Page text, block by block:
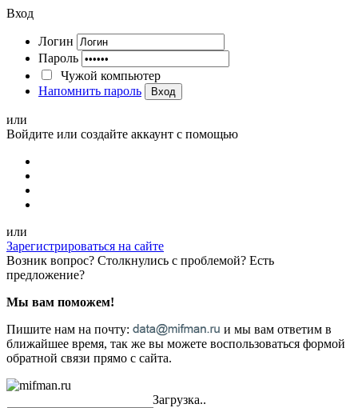
Вход
Логин
Пароль
Чужой компьютер
Напомнить пароль
Вход
или
Войдите или создайте аккаунт с помощью
или
Зарегистрироваться на сайте
Возник вопрос? Столкнулись с проблемой? Есть
предложение?
Мы вам поможем!
Пишите нам на почту:
и мы вам ответим в
ближайшее время, так же вы можете воспользоваться формой
обратной связи прямо с сайта.
Загрузка..